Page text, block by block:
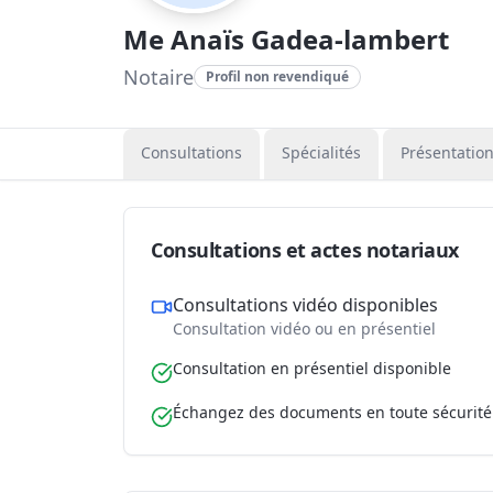
Me Anaïs Gadea-lambert
Notaire Profil non revendiqué
Consultations Spécialités Présentation
Consultations et actes notariaux
Consultations vidéo disponibles
Consultation vidéo ou en présentiel
Consultation en présentiel disponible
Échangez des documents en toute sécurité